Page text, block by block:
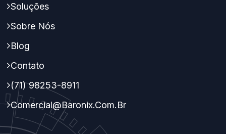
Soluções
Sobre Nós
Blog
Contato
(71) 98253-8911
Comercial@baronix.com.br